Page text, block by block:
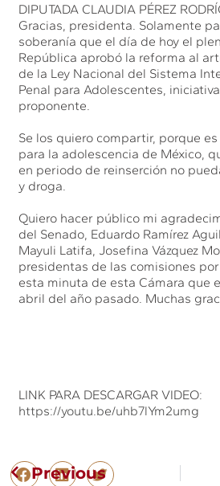
DIPUTADA CLAUDIA PÉREZ
Gracias, presidenta. Solamente
soberanía que el día de hoy el
República aprobó la reforma al
de la Ley Nacional del Sistema
Penal para Adolescentes,
proponente.
Se los quiero compartir, porque
para la adolescencia de México,
en periodo de reinserción no
y droga.
Quiero hacer público mi
del Senado, Eduardo Ramírez
Mayuli Latifa, Josefina Vázquez
presidentas de las comisiones
esta minuta de esta Cámara que
abril del año pasado. Muchas
LINK PARA DESCARGAR VIDEO:
https://youtu.be/uhb7lYm2umg
Previous